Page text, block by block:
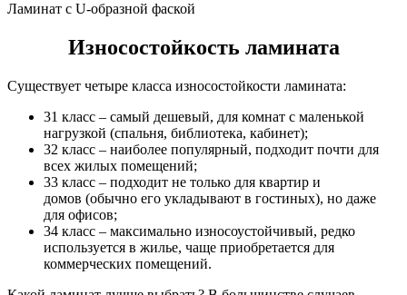
Ламинат с U-образной фаской
Износостойкость ламината
Существует четыре класса износостойкости ламината:
31 класс – самый дешевый, для комнат с маленькой
нагрузкой (спальня, библиотека, кабинет);
32 класс – наиболее популярный, подходит почти для
всех жилых помещений;
33 класс – подходит не только для квартир и
домов (обычно его укладывают в гостиных), но даже
для офисов;
34 класс – максимально износоустойчивый, редко
используется в жилье, чаще приобретается для
коммерческих помещений.